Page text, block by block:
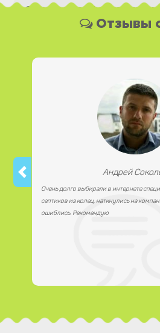
Вы можете оплатить наши услуги
работаем с юридическими лицами.
Отзывы
Андрей
Очень долго выбирали в интернете
септиков из колец, наткнулись на
ошиблись. Рекомендую